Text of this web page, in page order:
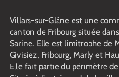
MAI
28 Kick-Boxing
17h00- 18h00
Centre d'animation "Espace
Villars-sur-Glâne
Villars-sur-Glâne est une
canton de Fribourg située
Sarine. Elle est limitrophe de
Givisiez, Fribourg, Marly et
Elle fait partie du périmètre de